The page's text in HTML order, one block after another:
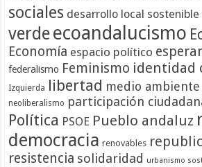
sociales desarrollo local sostenible
verdeecoandalucismo
Economía espacio político
federalismo Feminismo identidad
Izquierda libertad medio ambiente
neoliberalismo participación
Política PSOE Pueblo andaluz
democracia renovables
resistencia solidaridad urbanismo